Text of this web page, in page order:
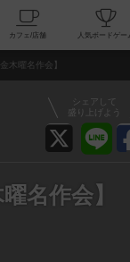
掲示板一覧 カフェ/店舗
木曜名作会】
シェアして
盛り上げよう
名作会】